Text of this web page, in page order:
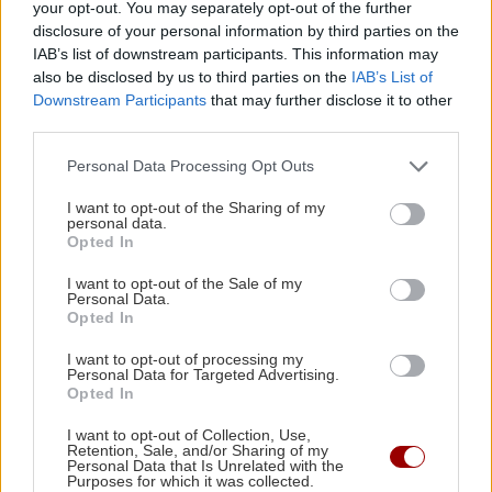
your opt-out. You may separately opt-out of the further
disclosure of your personal information by third parties on the
IAB’s list of downstream participants. This information may
also be disclosed by us to third parties on the IAB’s List of
Downstream Participants that may further disclose it to other
Personal Data Processing Opt Outs
I want to opt-out of the Sharing of my
personal data.
Opted In
I want to opt-out of the Sale of my
Personal Data.
Opted In
I want to opt-out of processing my
Personal Data for Targeted Advertising.
Opted In
I want to opt-out of Collection, Use,
Retention, Sale, and/or Sharing of my
Personal Data that Is Unrelated with the
Purposes for which it was collected.
07:00
GOSSIP - LIFESTYLE
Να ταξιδεύει μες στη θάλασσα η ψυχή (φωτο)
00:00
ΣΧΕΣΕΙΣ ΚΑΙ SEX
Χρήματα και σχέση: Πώς να μιλήσετε χωρίς να
Η Μπάρμπρα Στρέιζαντ υπογράφει το πρώτο
της παιδικό βιβλίο
22:49
ΑΘΛΗΤΙΚΑ
ΠΑΟΚ στην Τούμπα κι όλα θα κριθούν στις
Βρυξέλλες